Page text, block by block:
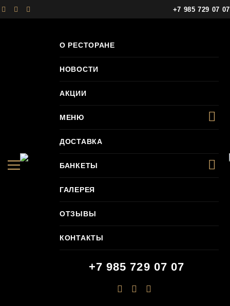
+7 985 729 07 07
О РЕСТОРАНЕ
НОВОСТИ
АКЦИИ
МЕНЮ
ДОСТАВКА
БАНКЕТЫ
ГАЛЕРЕЯ
ОТЗЫВЫ
КОНТАКТЫ
+7 985 729 07 07
Доставка Блюда из овощей на углях
Блюда из овощей на углях
Холодные закуски